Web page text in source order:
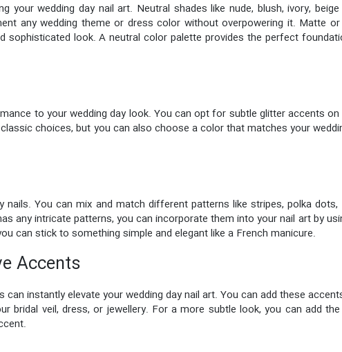
your wedding day nail art. Neutral shades like nude, blush, ivory,
any wedding theme or dress color without overpowering it. Matte
look. A neutral color palette provides the perfect
to your wedding day look. You can opt for subtle glitter accents
choices, but you can also choose a color that matches your
nails. You can mix and match different patterns like stripes, polka
any intricate patterns, you can incorporate them into your nail art by
can stick to something simple and elegant like a French manicure.
Accents
instantly elevate your wedding day nail art. You can add these
bridal veil, dress, or jewellery. For a more subtle look, you can add